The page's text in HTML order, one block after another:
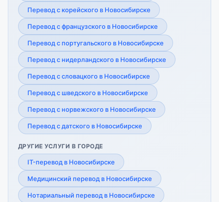
Перевод с корейского в Новосибирске
Перевод с французского в Новосибирске
Перевод с португальского в Новосибирске
Перевод с нидерландского в Новосибирске
Перевод с словацкого в Новосибирске
Перевод с шведского в Новосибирске
Перевод с норвежского в Новосибирске
Перевод с датского в Новосибирске
ДРУГИЕ УСЛУГИ В ГОРОДЕ
IT-перевод в Новосибирске
Медицинский перевод в Новосибирске
Нотариальный перевод в Новосибирске